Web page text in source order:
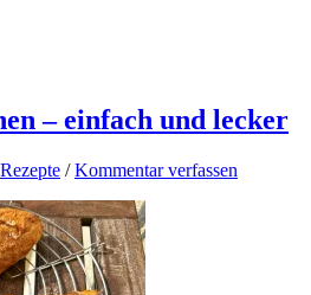
– einfach und lecker
Rezepte /Kommentar verfassen